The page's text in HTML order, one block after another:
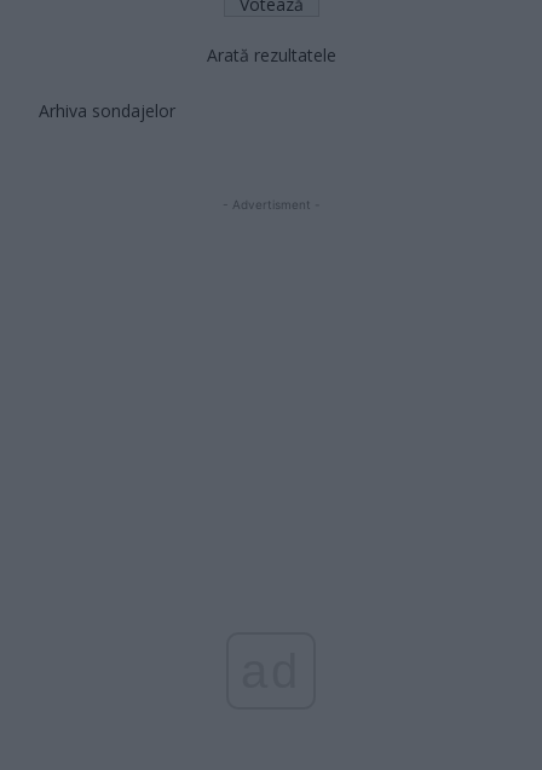
Arată rezultatele
Arhiva sondajelor
- Advertisment -